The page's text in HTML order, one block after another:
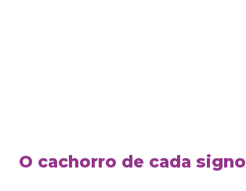
O cachorro de cada signo